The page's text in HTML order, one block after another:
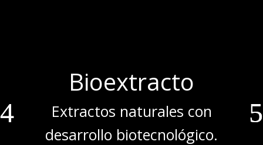
Bioextracto
Extractos naturales con
desarrollo biotecnológico.